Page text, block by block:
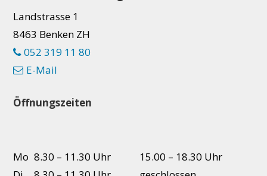
Landstrasse 1
8463 Benken ZH
052 319 11 80
E-Mail
Öffnungszeiten
Mo 8.30 – 11.30 Uhr
15.00 – 18.30 Uhr